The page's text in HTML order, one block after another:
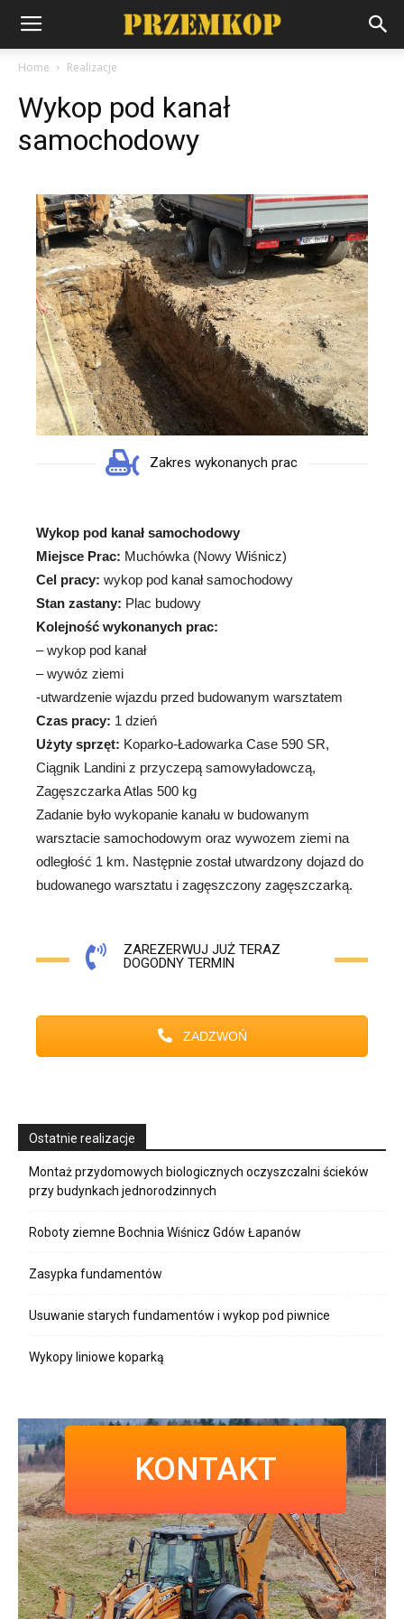
Home Realizacje
Wykop pod kanał
samochodowy
Zakres wykonanych prac
Wykop pod kanał samochodowy
Miejsce Prac: Muchówka (Nowy Wiśnicz)
Cel pracy: wykop pod kanał samochodowy
Stan zastany: Plac budowy
Kolejność wykonanych prac:
– wykop pod kanał
– wywóz ziemi
-utwardzenie wjazdu przed budowanym warsztatem
Czas pracy: 1 dzień
Użyty sprzęt: Koparko-Ładowarka Case 590 SR,
Ciągnik Landini z przyczepą samowyładowczą,
Zagęszczarka Atlas 500 kg
Zadanie było wykopanie kanału w budowanym
warsztacie samochodowym oraz wywozem ziemi na
odległość 1 km. Następnie został utwardzony dojazd do
budowanego warsztatu i zagęszczony zagęszczarką.
ZAREZERWUJ JUŻ TERAZ
DOGODNY TERMIN
ZADZWOŃ
Ostatnie realizacje
Montaż przydomowych biologicznych oczyszczalni ścieków
przy budynkach jednorodzinnych
Roboty ziemne Bochnia Wiśnicz Gdów Łapanów
Zasypka fundamentów
Usuwanie starych fundamentów i wykop pod piwnice
Wykopy liniowe koparką